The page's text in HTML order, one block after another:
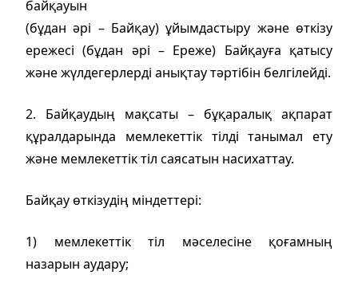
байқауын
(бұдан әрі – Байқау) ұйымдастыру және өткізу
ережесі (бұдан әрі – Ереже) Байқауға қатысу
және жүлдегерлерді анықтау тәртібін белгілейді.
2. Байқаудың мақсаты – бұқаралық ақпарат
құралдарында мемлекеттік тілді танымал ету
және мемлекеттік тіл саясатын насихаттау.
Байқау өткізудің міндеттері:
1) мемлекеттік тіл мәселесіне қоғамның
назарын аудару;